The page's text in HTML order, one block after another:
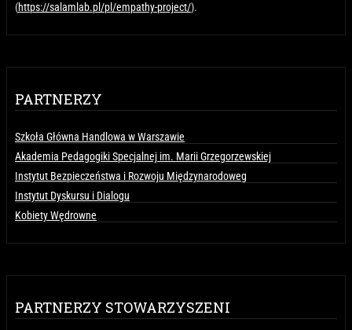
(https://salamlab.pl/pl/empathy-project/).
PARTNERZY
Szkoła Główna Handlowa w Warszawie
Akademia Pedagogiki Specjalnej im. Marii Grzegorzewskiej
Instytut Bezpieczeństwa i Rozwoju Międzynarodoweg
Instytut Dyskursu i Dialogu
Kobiety Wędrowne
PARTNERZY STOWARZYSZENI